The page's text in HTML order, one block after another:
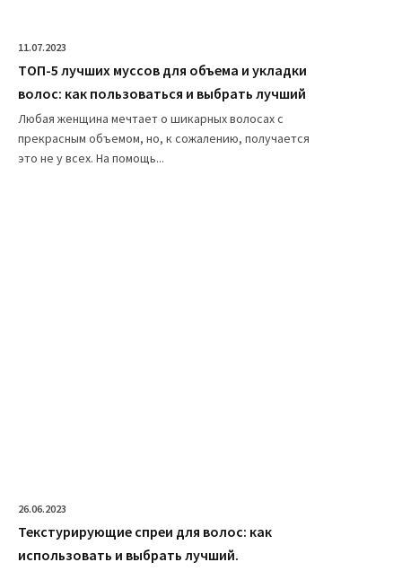
11.07.2023
ТОП-5 лучших муссов для объема и укладки
волос: как пользоваться и выбрать лучший
Любая женщина мечтает о шикарных волосах с
прекрасным объемом, но, к сожалению, получается
это не у всех. На помощь...
26.06.2023
Текстурирующие спреи для волос: как
использовать и выбрать лучший.